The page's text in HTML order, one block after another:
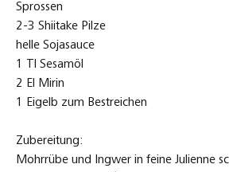
Sprossen
2-3 Shiitake Pilze
helle Sojasauce
1 Tl Sesamöl
2 El Mirin
1 Eigelb zum Bestreichen
Zubereitung:
Mohrrübe und Ingwer in feine Julienne